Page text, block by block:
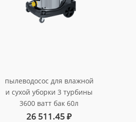
пылеводосос для влажной
и сухой уборки 3 турбины
3600 ватт бак 60л
арт. au-0160336tp
26 511.45₽